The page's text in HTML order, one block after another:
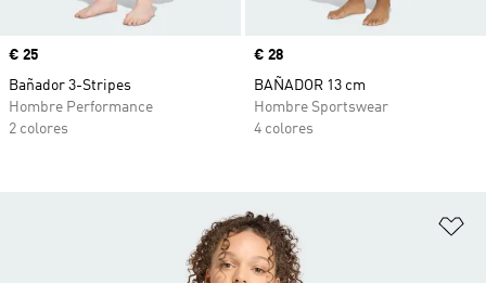
Precio
€ 25
Bañador 3-Stripes
Hombre Performance
2 colores
Precio
€ 28
BAÑADOR 13 cm
Hombre Sportswear
4 colores